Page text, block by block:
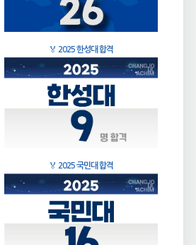
🏅 2025 한성대 합격
🏅 2025 국민대 합격